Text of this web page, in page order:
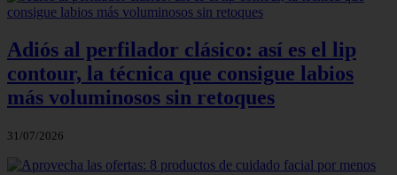
Adiós al perfilador clásico: así es el lip
contour, la técnica que consigue labios
más voluminosos sin retoques
31/07/2026